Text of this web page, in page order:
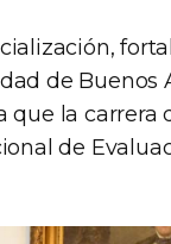
de Buenos
la carrera
de